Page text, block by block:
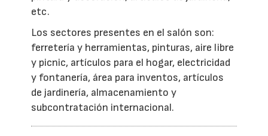
etc.
Los sectores presentes en el salón son:
ferretería y herramientas, pinturas, aire libre
y picnic, artículos para el hogar, electricidad
y fontanería, área para inventos, artículos
de jardinería, almacenamiento y
subcontratación internacional.